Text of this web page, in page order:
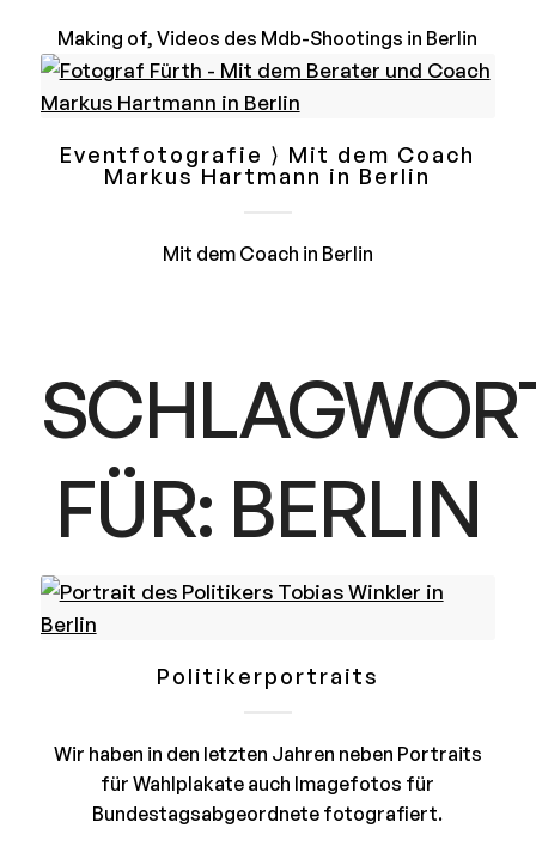
Making of, Videos des Mdb-Shootings in Berlin
Eventfotografie ⟩ Mit dem Coach
Markus Hartmann in Berlin
Mit dem Coach in Berlin
FÜR: BERLIN
Politikerportraits
Wir haben in den letzten Jahren neben Portraits
für Wahlplakate auch Imagefotos für
Bundestagsabgeordnete fotografiert.